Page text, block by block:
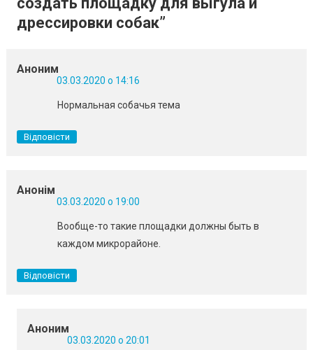
дрессировки собак”
Аноним
03.03.2020 о 14:16
Нормальная собачья тема
Відповісти
Анонім
03.03.2020 о 19:00
Вообще-то такие площадки должны быть в
каждом микрорайоне.
Відповісти
Аноним
03.03.2020 о 20:01